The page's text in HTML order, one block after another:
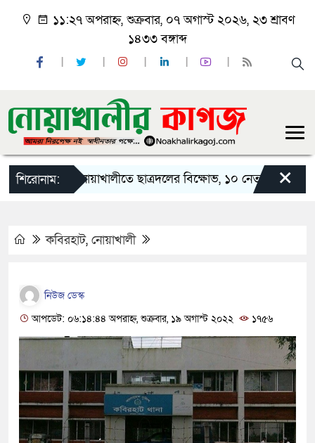
১১:২৭ অপরাহ্ন, শুক্রবার, ০৭ অগাস্ট ২০২৬, ২৩ শ্রাবণ
১৪৩৩ বঙ্গাব্দ
শিরোনাম:নোয়াখালীতে ছাত্রদলের বিক্ষোভ, ১০ নেতার পদত্যাগ
×
কবিরহাট, নোয়াখালী
নিউজ ডেস্ক
আপডেট: ০৬:১৪:৪৪ অপরাহ্ন, শুক্রবার, ১৯ অগাস্ট ২০২২
১৭৫৬